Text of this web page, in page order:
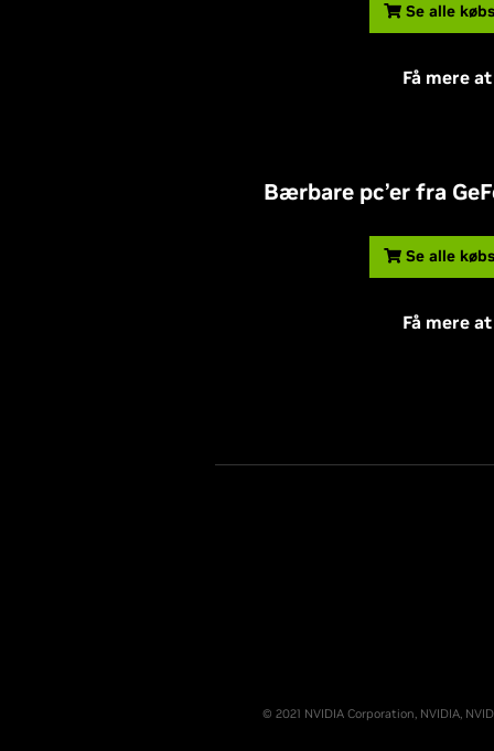
Se alle
Få mere
Bærbare pc’er fra
Se alle
Få mere
© 2021 NVIDIA Corporation, NVIDIA,